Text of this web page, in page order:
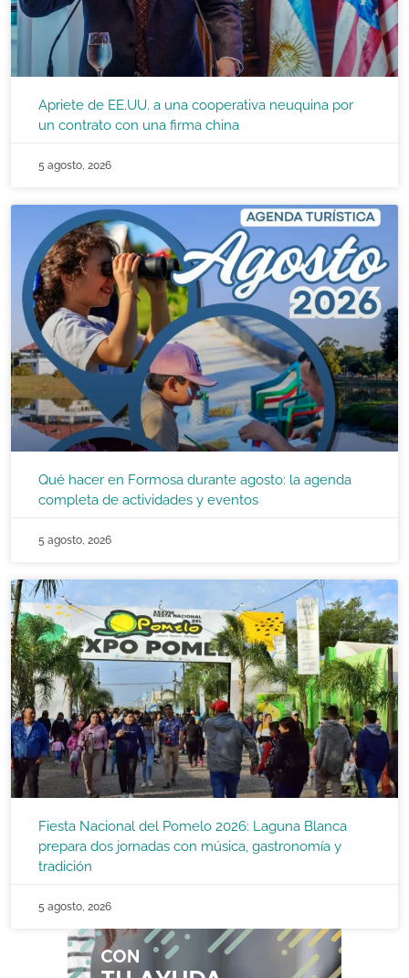
Apriete de EE.UU. a una cooperativa neuquina por
un contrato con una firma china
5 agosto, 2026
Qué hacer en Formosa durante agosto: la agenda
completa de actividades y eventos
5 agosto, 2026
Fiesta Nacional del Pomelo 2026: Laguna Blanca
prepara dos jornadas con música, gastronomía y
tradición
5 agosto, 2026